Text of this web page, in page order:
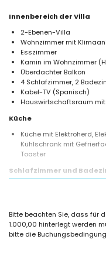
Innenbereich der Villa
2-Ebenen-Villa
Wohnzimmer mit
Esszimmer
Kamin im Wohnzimmer
Überdachter Balkon
4 Schlafzimmer, 2
Kabel-TV (Spanisch)
Hauswirtschaftsraum
Küche
Küche mit Elektroherd,
Kühlschrank mit
Toaster
Schlafzimmer und
Schlafzimmer mit
2 Badezimmer, jeweils
Außenbereich der Villa
Bitte beachten Sie, dass für
1.000,00 hinterlegt werden
bitte die